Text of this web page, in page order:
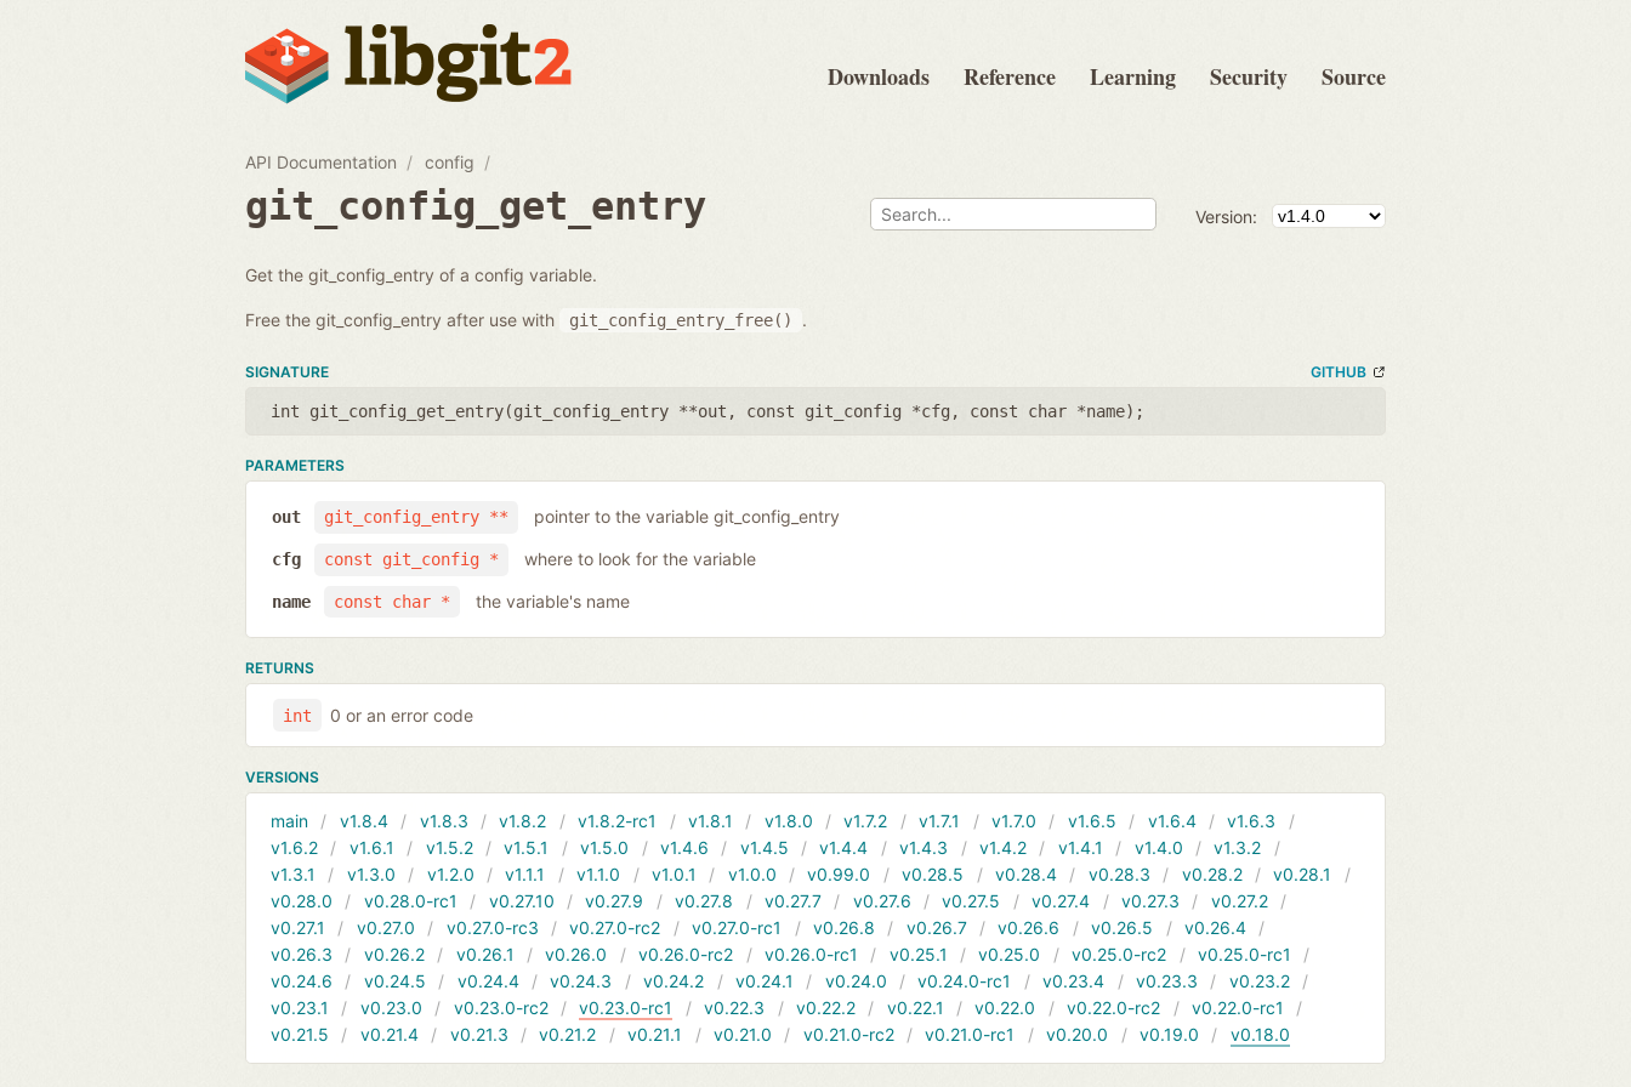
Downloads Reference Learning Security Source
API Documentation config
git_config_get_entry Version:
Get the git_config_entry of a config variable.
Free the git_config_entry after use with git_config_entry_free() .
SIGNATURE GITHUB
int git_config_get_entry(git_config_entry **out , const git_config *cfg, const char *name);
PARAMETERS
git_config_entry **
out pointer to the variable git_config_entry
const git_config *
cfg where to look for the variable
const char *
name the variable's name
RETURNS
int 0 or an error code
VERSIONS
main v1.8.4 v1.8.3 v1.8.2 v1.8.2-rc1 v1.8.1 v1.8.0 v1.7.2 v1.7.1 v1.7.0 v1.6.5 v1.6.4
v1.6.3
v1.6.2
v1.6.1 v1.5.2 v1.5.1 v1.5.0 v1.4.6 v1.4.5 v1.4.4 v1.4.3 v1.4.2 v1.4.1 v1.4.0
v1.3.2
v1.3.1
v1.3.0 v1.2.0 v1.1.1 v1.1.0 v1.0.1 v1.0.0 v0.99.0 v0.28.5 v0.28.4 v0.28.3 v0.28.2
v0.28.1
v0.28.0
v0.28.0-rc1 v0.27.10 v0.27.9 v0.27.8 v0.27.7 v0.27.6 v0.27.5 v0.27.4 v0.27.3
v0.27.2
v0.27.1
v0.27.0 v0.27.0-rc3 v0.27.0-rc2 v0.27.0-rc1 v0.26.8 v0.26.7 v0.26.6 v0.26.5
v0.26.4
v0.26.3
v0.26.2 v0.26.1 v0.26.0 v0.26.0-rc2 v0.26.0-rc1 v0.25.1 v0.25.0 v0.25.0-rc2
v0.25.0-rc1
v0.24.6
v0.24.5 v0.24.4 v0.24.3 v0.24.2 v0.24.1 v0.24.0 v0.24.0-rc1 v0.23.4 v0.23.3
v0.23.2
v0.23.1
v0.23.0 v0.23.0-rc2 v0.23.0-rc1 v0.22.3 v0.22.2 v0.22.1 v0.22.0 v0.22.0-rc2
v0.22.0-rc1
v0.21.5
v0.21.4 v0.21.3 v0.21.2 v0.21.1 v0.21.0 v0.21.0-rc2 v0.21.0-rc1 v0.20.0 v0.19.0 v0.18.0